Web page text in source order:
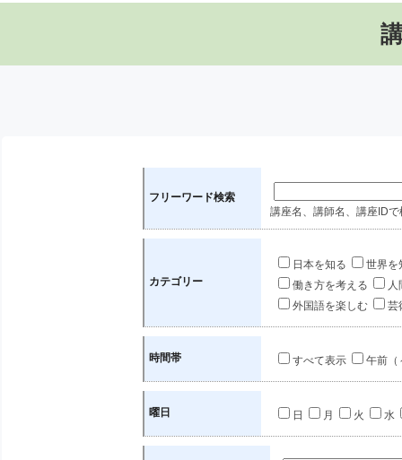
フリーワード検索
講座名、講師名、講座IDで
カテゴリー
日本を知る
世界を
働き方を考える
人
外国語を楽しむ
芸
時間帯 すべて表示 午前（
曜日 日 月 火 水